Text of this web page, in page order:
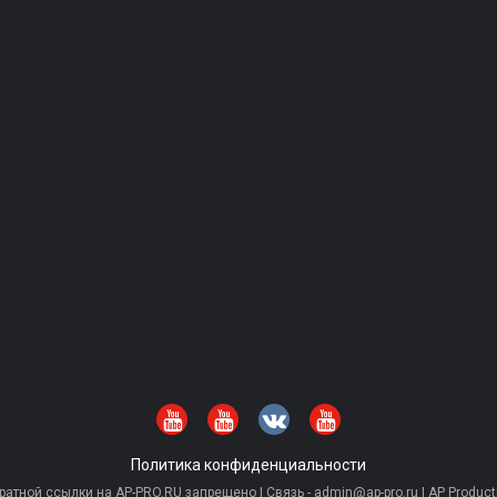
Политика конфиденциальности
ссылки на AP-PRO.RU запрещено | Связь - admin@ap-pro.ru | AP